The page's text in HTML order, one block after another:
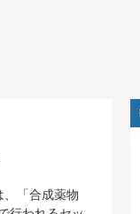
、「合成薬物